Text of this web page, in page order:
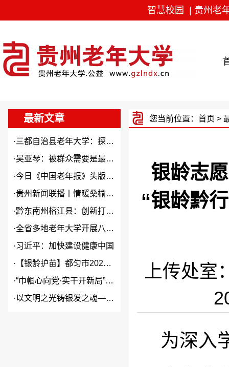
智慧校园 贵州老
最新文章
·三都自治县老年大学：探索“N...
·吴亚琴：被群众需要是最大幸福
·今日《中国老年报》头版头条关...
·贵州新闻联播丨情暖桑榆 “银...
·黔东南州榕江县：创新打造本土...
·全省多地老年大学开展八一建军...
·习近平：加快建设健康中国
· 【银龄护苗】都匀市2026年...
·“巾帼心向党·实干开新局”2...
·以文明之光铸银发之魂——贵州...
您当前位置： 首页 >
银龄志
“银龄黔
上传处
为深入